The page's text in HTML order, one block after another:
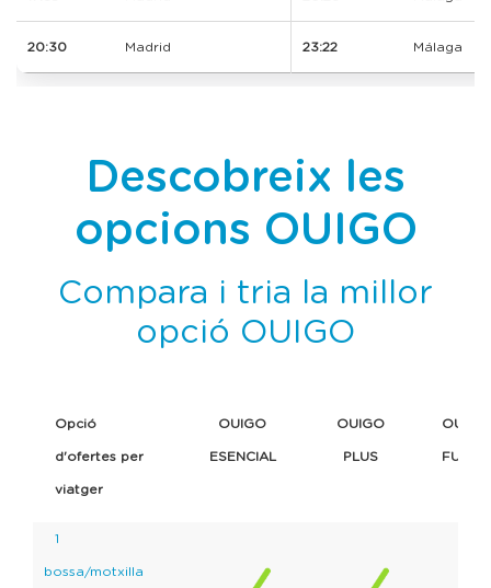
20:30 Madrid 23:22 Málaga
Descobreix les
opcions OUIGO
Compara i tria la millor
opció OUIGO
Opció
d'ofertes per
viatger
OUIGO
ESENCIAL
OUIGO
PLUS
OUIGO
FULL
1
bossa/motxilla